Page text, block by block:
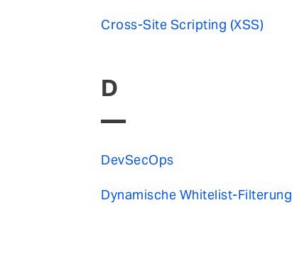
Cross-Site Scripting (XSS)
D
DevSecOps
Dynamische Whitelist-Filterung